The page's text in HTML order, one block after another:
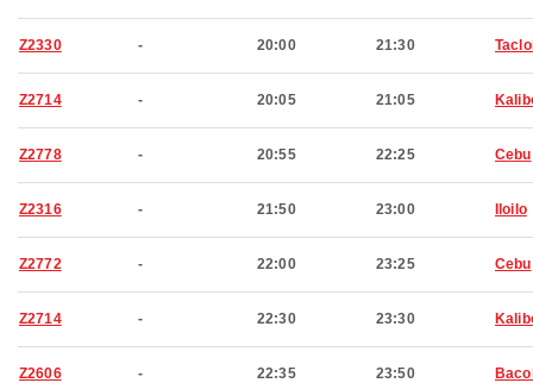
Z2330 - 20:00 21:30
Z2714 - 20:05 21:05
Z2778 - 20:55 22:25 Cebu
Z2316 - 21:50 23:00 Iloilo
Z2772 - 22:00 23:25 Cebu
Z2714 - 22:30 23:30
Z2606 - 22:35 23:50